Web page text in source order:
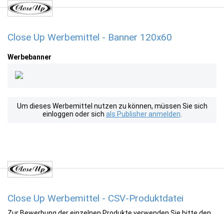
Close Up Werbemittel - Banner 120x60
Werbebanner
Um dieses Werbemittel nutzen zu können, müssen Sie sich
einloggen oder sich als Publisher anmelden
Close Up Werbemittel - CSV-Produktdatei